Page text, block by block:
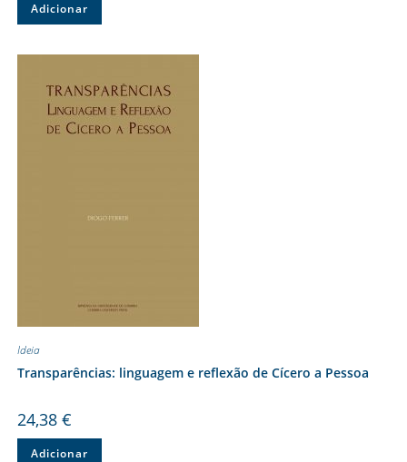
Adicionar
Ideia
Transparências: linguagem e reflexão de Cícero a Pessoa
24,38 €
Adicionar